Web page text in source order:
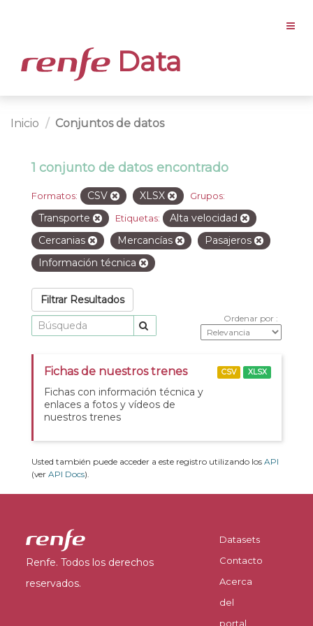
Data
Inicio Conjuntos de datos
1 conjunto de datos encontrado
Formatos: CSV XLSX Grupos:
Transporte Etiquetas:
Alta velocidad
Cercanias
Mercancías
Pasajeros
Información técnica
Filtrar Resultados
Ordenar por
Fichas de nuestros trenes
Fichas con información técnica y
enlaces a fotos y vídeos de
nuestros trenes
CSV XLSX
Usted también puede acceder a este registro utilizando los API
(ver API Docs).
Renfe. Todos los derechos
reservados.
Datasets
Contacto
Acerca
del
portal